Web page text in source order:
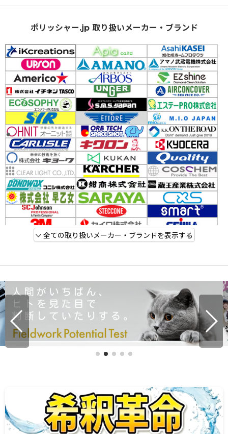
ポリッシャー.jp 取り扱いメーカー・ブランド
全ての取り扱いメーカー・ブランドを表示する